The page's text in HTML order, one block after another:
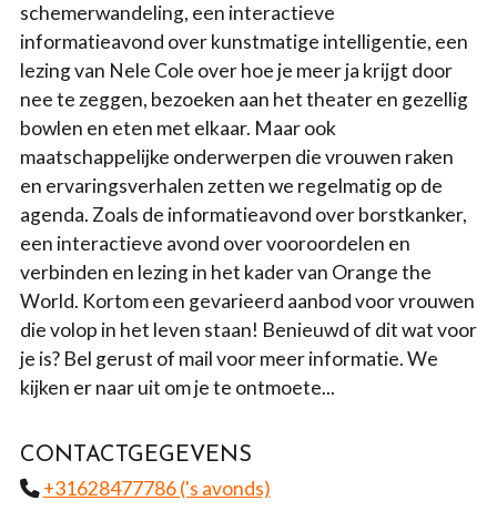
schemerwandeling, een interactieve
informatieavond over kunstmatige intelligentie, een
lezing van Nele Cole over hoe je meer ja krijgt door
nee te zeggen, bezoeken aan het theater en gezellig
bowlen en eten met elkaar. Maar ook
maatschappelijke onderwerpen die vrouwen raken
en ervaringsverhalen zetten we regelmatig op de
agenda. Zoals de informatieavond over borstkanker,
een interactieve avond over vooroordelen en
verbinden en lezing in het kader van Orange the
World. Kortom een gevarieerd aanbod voor vrouwen
die volop in het leven staan! Benieuwd of dit wat voor
je is? Bel gerust of mail voor meer informatie. We
kijken er naar uit om je te ontmoete...
CONTACTGEGEVENS
+31628477786 ('s avonds)